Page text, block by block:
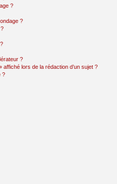
?
?
?
lors de la rédaction d’un sujet ?
?